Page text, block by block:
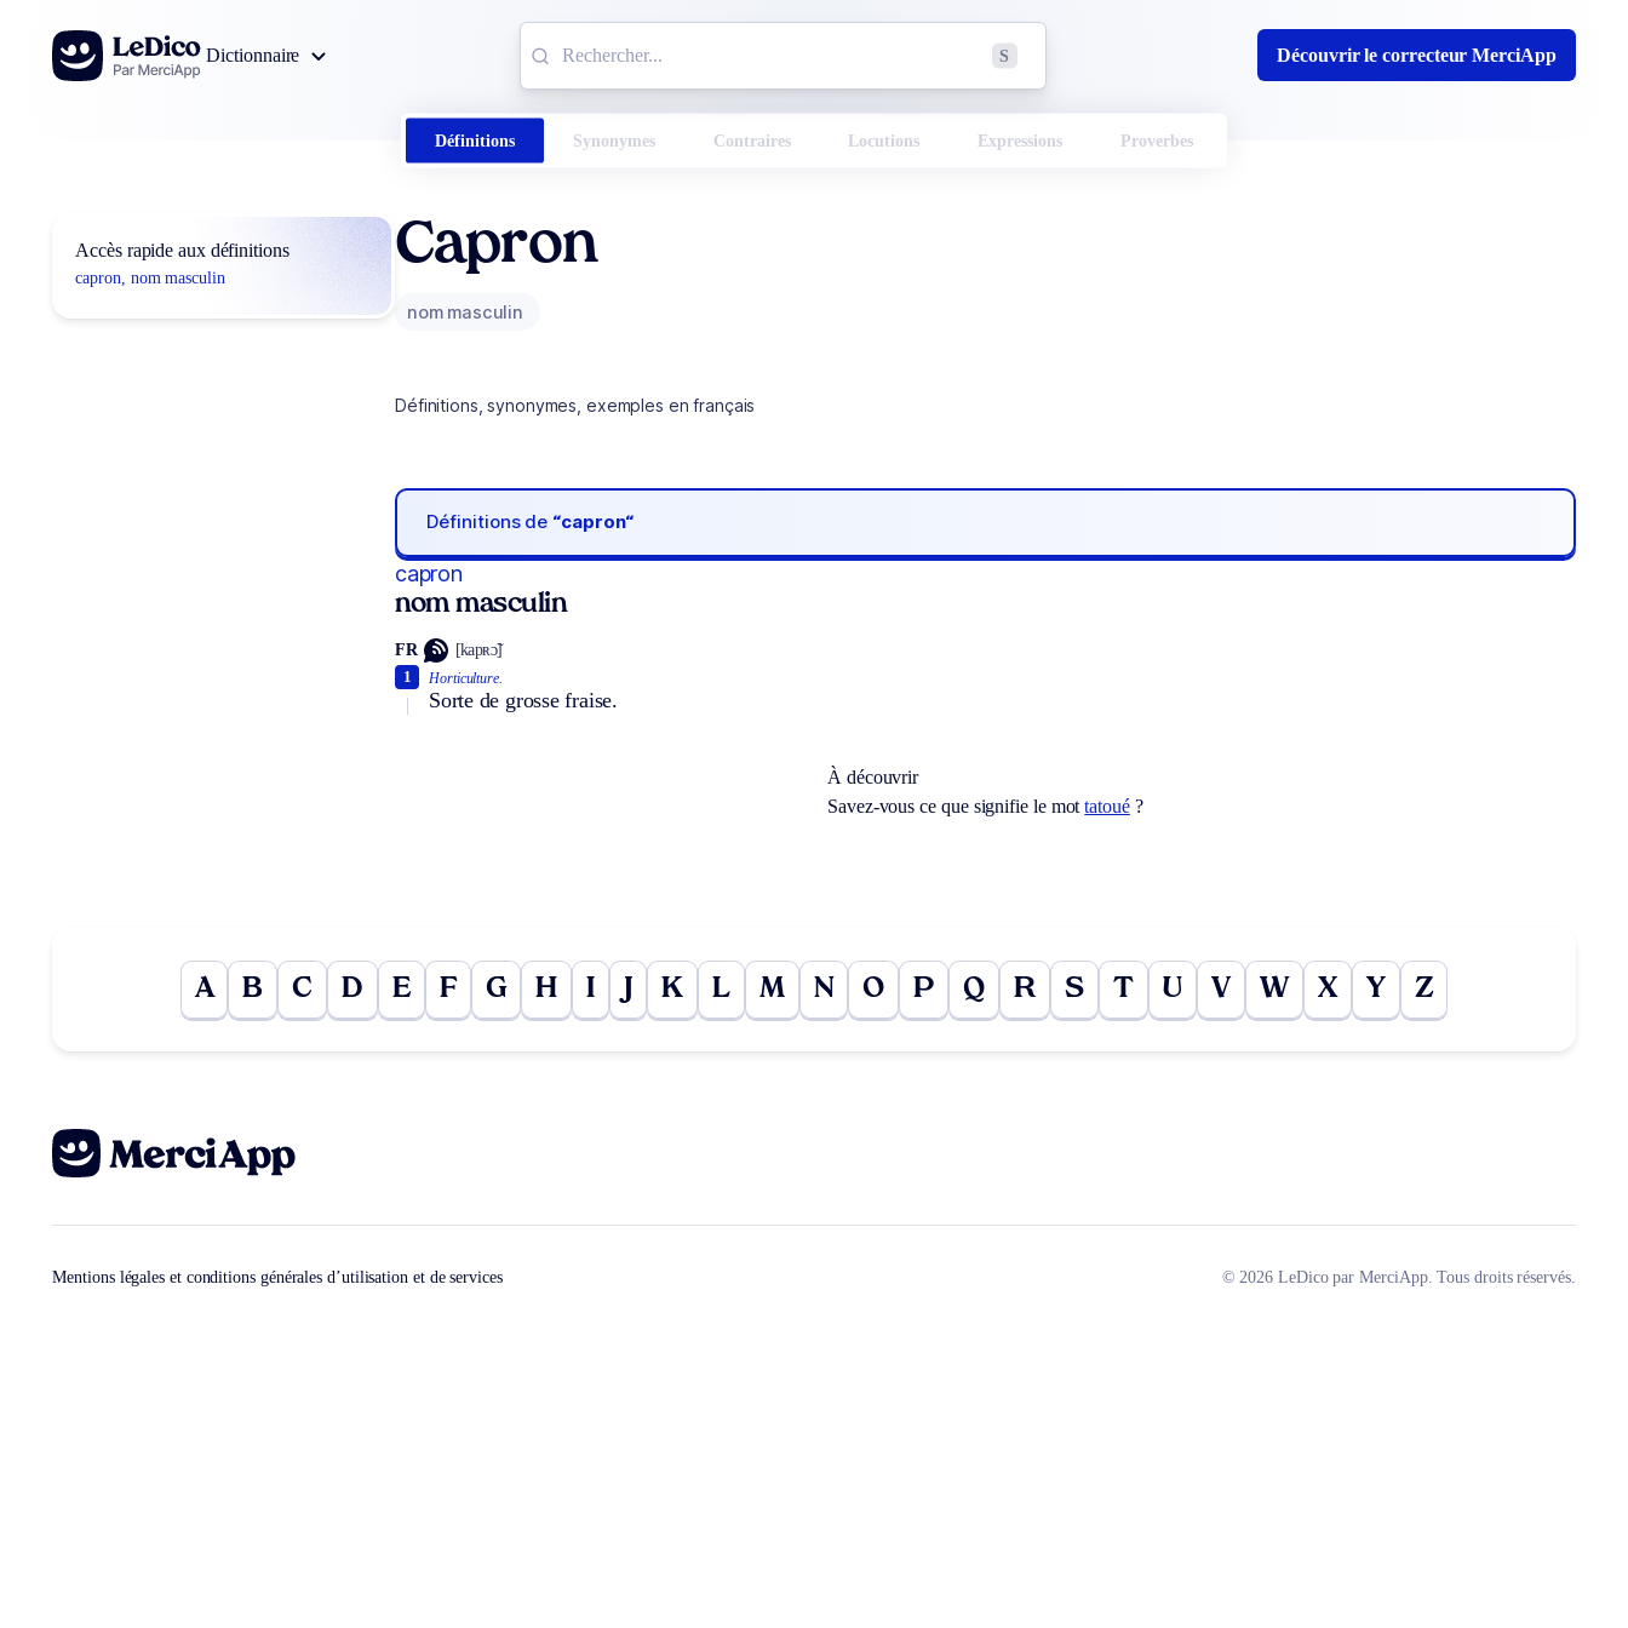
Aller au contenu
Dictionnaire
S Découvrir le correcteur MerciApp
Définitions Synonymes Contraires Locutions Expressions Proverbes
Accès rapide aux définitions
capron, nom masculin
Capron
nom masculin
Définitions, synonymes, exemples en français
Définitions de “capron“
capron
nom masculin
FR [kapʀɔ̃]
Horticulture.
Sorte de grosse fraise.
1
À découvrir
Savez-vous ce que signifie le mottatoué?
A B C D E F G H I K L M N O P Q R S T U V W X Y Z
Mentions légales et conditions générales d’utilisation et de services © 2026 LeDico par MerciApp. Tous droits réservés.